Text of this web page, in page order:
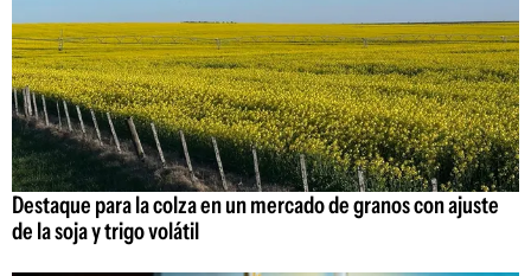
Destaque para la colza en un mercado de granos con ajuste
de la soja y trigo volátil